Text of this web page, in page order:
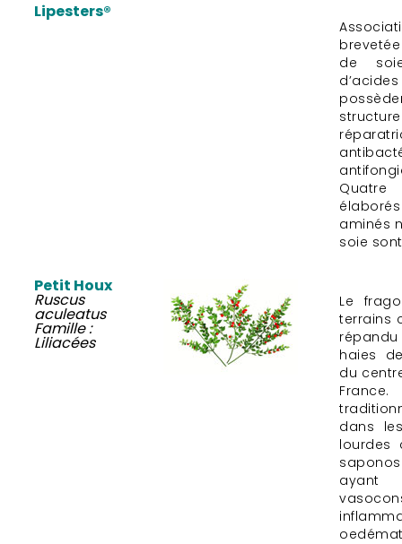
Lipesters®
de
d’acides
Quatre
aminés
soie
Petit Houx
Ruscus
aculeatus
Famille :
Liliacées
Le
terrains
haies
du
dans
lourdes